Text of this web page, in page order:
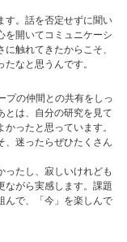
す。話を否定せずに聞い
を開いてコミュニケーシ
触れてきたからこそ、
なと思うんです。
プの仲間との共有をしっ
とは、自分の研究を見て
ったと思っています。
、迷ったらぜひたくさん
ったし、寂しいけれども
ながら実感します。課題
んで、「今」を楽しんで